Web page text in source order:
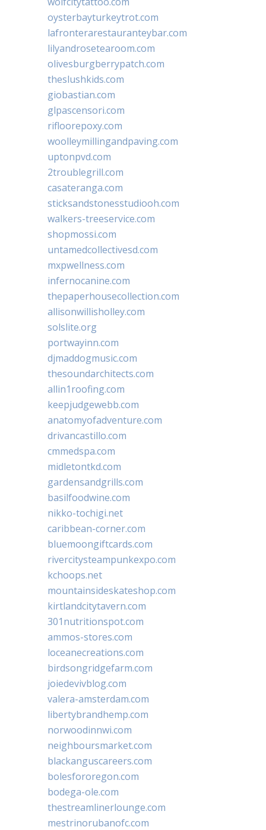
oysterbayturkeytrot.com
lafronterarestauranteybar.com
lilyandrosetearoom.com
olivesburgberrypatch.com
theslushkids.com
giobastian.com
glpascensori.com
rifloorepoxy.com
woolleymillingandpaving.com
uptonpvd.com
2troublegrill.com
casateranga.com
sticksandstonesstudiooh.com
walkers-treeservice.com
shopmossi.com
untamedcollectivesd.com
mxpwellness.com
infernocanine.com
thepaperhousecollection.com
allisonwillisholley.com
solslite.org
portwayinn.com
djmaddogmusic.com
thesoundarchitects.com
allin1roofing.com
keepjudgewebb.com
anatomyofadventure.com
drivancastillo.com
cmmedspa.com
midletontkd.com
gardensandgrills.com
basilfoodwine.com
nikko-tochigi.net
caribbean-corner.com
bluemoongiftcards.com
rivercitysteampunkexpo.com
kchoops.net
mountainsideskateshop.com
kirtlandcitytavern.com
301nutritionspot.com
ammos-stores.com
loceanecreations.com
birdsongridgefarm.com
joiedevivblog.com
valera-amsterdam.com
libertybrandhemp.com
norwoodinnwi.com
neighboursmarket.com
blackanguscareers.com
bolesfororegon.com
bodega-ole.com
thestreamlinerlounge.com
mestrinorubanofc.com